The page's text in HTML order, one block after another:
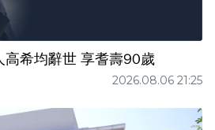
高希均辭世 享耆壽90歲
2026.08.06 21:25